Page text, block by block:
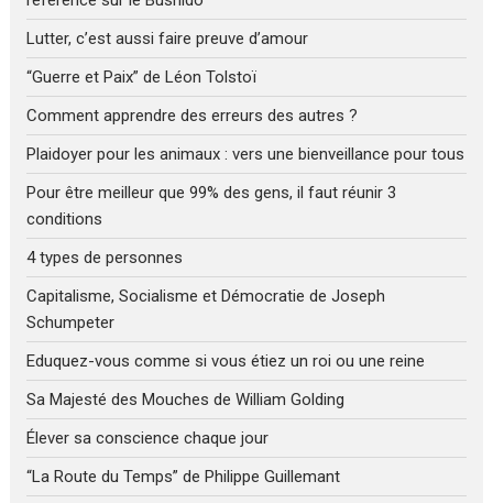
Lutter, c’est aussi faire preuve d’amour
“Guerre et Paix” de Léon Tolstoï
Comment apprendre des erreurs des autres ?
Plaidoyer pour les animaux : vers une bienveillance pour tous
Pour être meilleur que 99% des gens, il faut réunir 3
conditions
4 types de personnes
Capitalisme, Socialisme et Démocratie de Joseph
Schumpeter
Eduquez-vous comme si vous étiez un roi ou une reine
Sa Majesté des Mouches de William Golding
Élever sa conscience chaque jour
“La Route du Temps” de Philippe Guillemant